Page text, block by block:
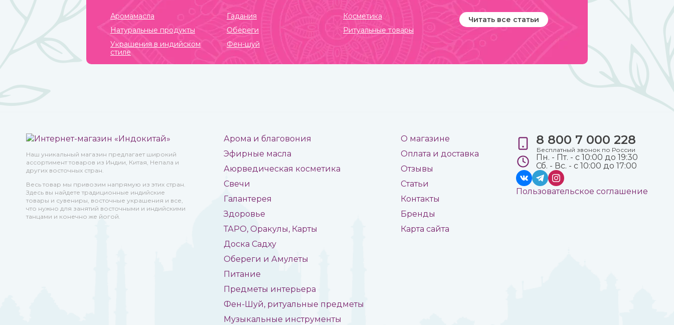
Аромамасла Гадания
Косметика
Натуральные продукты
Обереги
Ритуальные товары
Украшения в индийском
стиле
Фен-шуй
Читать все статьи
Наш уникальный магазин предлагает широкий
ассортимент товаров из Индии, Китая, Непала и
других восточных стран.
Весь товар мы привозим напрямую из этих стран.
Здесь вы найдете традиционные индийские
товары и сувениры, восточные украшения и все,
что нужно для занятий восточными и индийскими
танцами и конечно же йогой.
Арома и благовония
Эфирные масла
Аюрведическая косметика
Свечи
Галантерея
Здоровье
ТАРО, Оракулы, Карты
Доска Садху
Обереги и Амулеты
Питание
Предметы интерьера
Фен-Шуй, ритуальные предметы
Музыкальные инструменты
О магазине
Оплата и доставка
Отзывы
Статьи
Контакты
Бренды
Карта сайта
8 800 7 000 228
Бесплатный звонок по России
Пн. - Пт. - с 10:00 до 19:30
Сб. - Вс. - с 10:00 до 17:00
Пользовательское соглашение